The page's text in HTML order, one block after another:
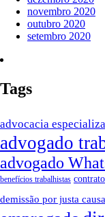
novembro 2020
outubro 2020
setembro 2020
Tags
advocacia
advogado
advogado
benefícios trabalhistas
demissão por justa causa